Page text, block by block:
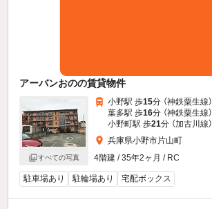
アーバンおのの賃貸物件
すべての写真
小野駅 歩15分 （神鉄粟生線）
葉多駅 歩16分 （神鉄粟生線）
小野町駅 歩21分 （加古川線）
兵庫県小野市片山町
4階建 / 35年2ヶ月 / RC
駐車場あり 駐輪場あり 宅配ボックス